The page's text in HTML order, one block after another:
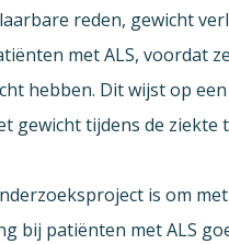
reden, gewicht
met ALS, voordat
hebben. Dit wijst op
gewicht tijdens de
is om
bij patiënten met ALS